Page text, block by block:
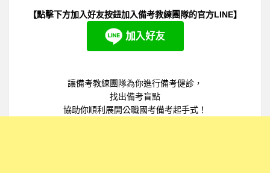
【點擊下方加入好友按鈕加入備考教練團隊的官方LINE】
讓備考教練團隊為你進行備考健診，
找出備考盲點
協助你順利展開公職國考備考起手式！